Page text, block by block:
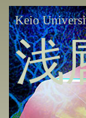
Keio
浅